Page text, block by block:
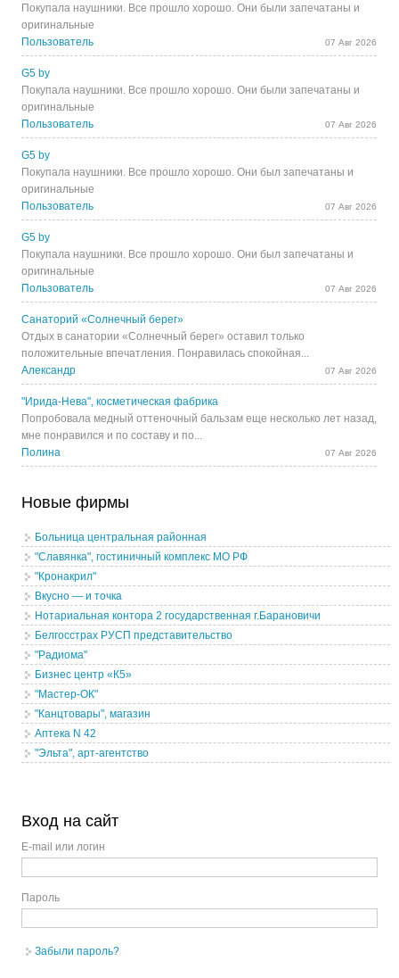
Покупала наушники. Все прошло хорошо. Они были запечатаны и
оригинальные
Пользователь
07 Авг 2026
G5 by
Покупала наушники. Все прошло хорошо. Они были запечатаны и
оригинальные
Пользователь
07 Авг 2026
G5 by
Покупала наушники. Все прошло хорошо. Они был запечатаны и
оригинальные
Пользователь
07 Авг 2026
G5 by
Покупала наушники. Все прошло хорошо. Они был запечатаны и
оригинальные
Пользователь
07 Авг 2026
Санаторий «Солнечный берег»
Отдых в санатории «Солнечный берег» оставил только
положительные впечатления. Понравилась спокойная...
Александр
07 Авг 2026
"Ирида-Нева", косметическая фабрика
Попробовала медный оттеночный бальзам еще несколько лет назад,
мне понравился и по составу и по...
Полина
07 Авг 2026
Новые фирмы
Больница центральная районная
"Славянка", гостиничный комплекс МО РФ
"Кронакрил"
Вкусно — и точка
Нотариальная контора 2 государственная г.Барановичи
Белгосстрах РУСП представительство
"Радиома"
Бизнес центр «К5»
"Мастер-ОК"
"Канцтовары", магазин
Аптека N 42
"Эльта", арт-агентство
Вход на сайт
E-mail или логин
Пароль
Забыли пароль?